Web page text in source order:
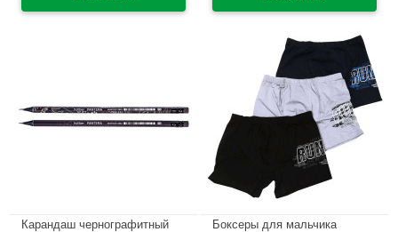
Карандаш чернографитный
Боксеры для мальчика